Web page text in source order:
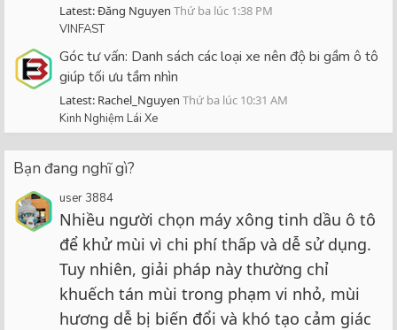
Latest: Đăng Nguyen Thứ ba lúc 1:38 PM
VINFAST
Góc tư vấn: Danh sách các loại xe nên độ bi gầm ô tô
giúp tối ưu tầm nhìn
Latest: Rachel_Nguyen Thứ ba lúc 10:31 AM
Kinh Nghiệm Lái Xe
Bạn đang nghĩ gì?
user 3884
Nhiều người chọn máy xông tinh dầu ô tô
để khử mùi vì chi phí thấp và dễ sử dụng.
Tuy nhiên, giải pháp này thường chỉ
khuếch tán mùi trong phạm vi nhỏ, mùi
hương dễ bị biến đổi và khó tạo cảm giác